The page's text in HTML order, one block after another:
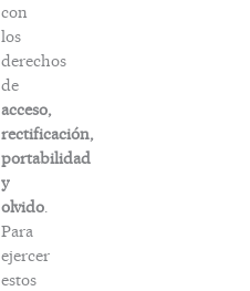
con
los
derechos
de
acceso,
rectificación,
portabilidad
y
olvido
Para
ejercer
estos